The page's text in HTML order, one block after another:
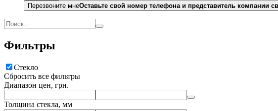
Перезвоните мнеОставьте свой номер телефона и представитель компании
Фильтры
Стекло
Сбросить все фильтры
Диапазон цен, грн.
Толщина стекла, мм